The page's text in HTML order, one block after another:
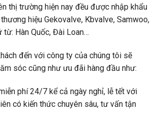
thị trường hiện nay đều được nhập khẩu
hiệu Gekovalve, Kbvalve, Samwoo,
Hàn Quốc, Đài Loan…
đến với công ty của chúng tôi sẽ
sóc cũng như ưu đãi hàng đầu như:
phí 24/7 kể cả ngày nghỉ, lễ tết với
có kiến thức chuyên sâu, tư vấn tận